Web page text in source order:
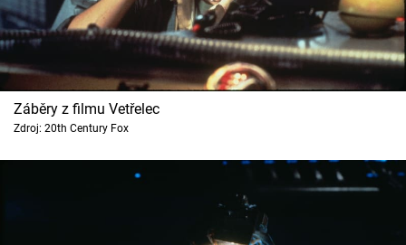
Záběry z filmu Vetřelec
Zdroj: 20th Century Fox